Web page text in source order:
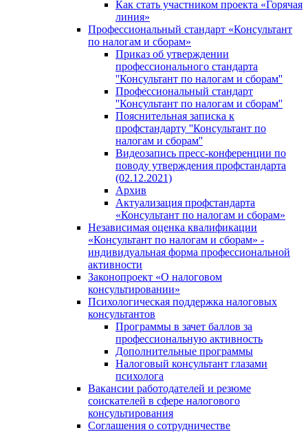
Как стать участником проекта «Горячая
линия»
Профессиональный стандарт «Консультант
по налогам и сборам»
Приказ об утверждении
профессионального стандарта
''Консультант по налогам и сборам''
Профессиональный стандарт
''Консультант по налогам и сборам''
Пояснительная записка к
профстандарту ''Консультант по
налогам и сборам''
Видеозапись пресс-конференции по
поводу утверждения профстандарта
(02.12.2021)
Архив
Актуализация профстандарта
«Консультант по налогам и сборам»
Независимая оценка квалификации
«Консультант по налогам и сборам» -
индивидуальная форма профессиональной
активности
Законопроект «О налоговом
консультировании»
Психологическая поддержка налоговых
консультантов
Программы в зачет баллов за
профессиональную активность
Дополнительные программы
Налоговый консультант глазами
психолога
Вакансии работодателей и резюме
соискателей в сфере налогового
консультирования
Соглашения о сотрудничестве